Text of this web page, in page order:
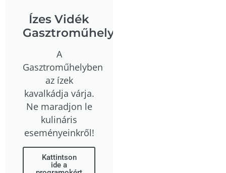
Ízes Vidék
Gasztroműhely
A
Gasztroműhelyben
az ízek
kavalkádja várja.
Ne maradjon le
kulináris
eseményeinkről!
Kattintson
ide a